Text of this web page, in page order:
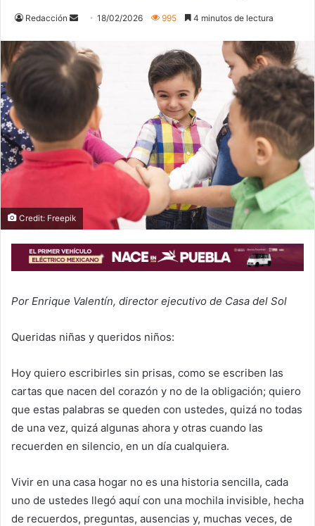
Redacción
Send
email
18/02/2026 995 4 minutos de lectura
Credit: Freepik
Por Enrique Valentín, director ejecutivo de Casa del Sol
Queridas niñas y queridos niños:
Hoy quiero escribirles sin prisas, como se escriben las
cartas que nacen del corazón y no de la obligación; quiero
que estas palabras se queden con ustedes, quizá no todas
de una vez, quizá algunas ahora y otras cuando las
recuerden en silencio, en un día cualquiera.
Vivir en una casa hogar no es una historia sencilla, cada
uno de ustedes llegó aquí con una mochila invisible, hecha
de recuerdos, preguntas, ausencias y, muchas veces, de